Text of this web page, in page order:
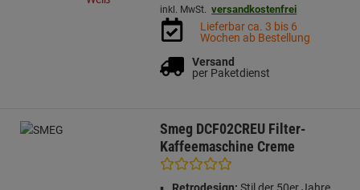
inkl. MwSt. versandkostenfrei
Lieferbar ca. 3 bis 6
Wochen ab Bestellung
Versand
per Paketdienst
Smeg DCF02CREU Filter-
Kaffeemaschine Creme